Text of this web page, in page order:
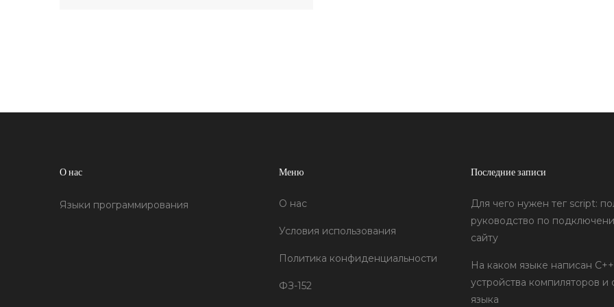
О нас
Языки программирования
Меню
О нас
Условия использования
Политика конфиденциальности
ФЗ-152
Последние записи
Для чего нужен тег script:
руководство по
сайту
На каком языке написан
устройства компиляторов и
языка